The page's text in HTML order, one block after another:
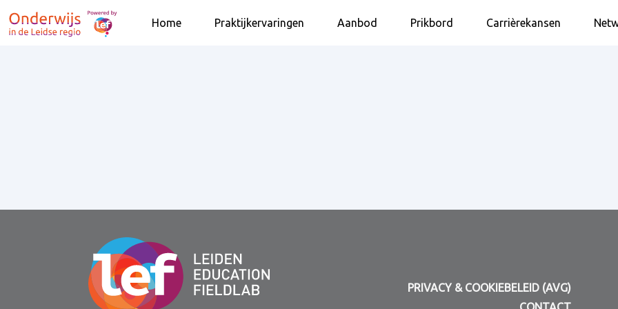
Home Praktijkervaringen Aanbod Prikbord Carrièrekansen
PRIVACY & COOKIEBELEID (AVG)